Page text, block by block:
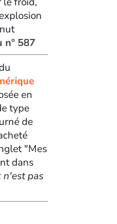
n° 587
en
type
de
"Mes
dans
n'est pas